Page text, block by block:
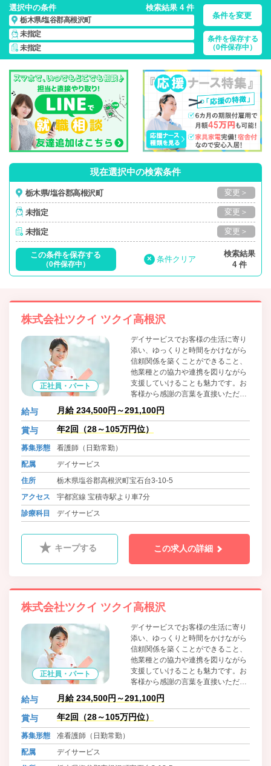
選択中の条件 検索結果 4 件
栃木県/塩谷郡高根沢町
未指定
未指定
条件を変更
条件を保存する
（0件保存中）
栃木県/塩谷郡高根沢町/正社員・パート・応援ナース・派遣の
看護師求人・派遣・転職・募集一覧
現在選択中の検索条件
栃木県/塩谷郡高根沢町 変更＞
未指定 変更＞
未指定 変更＞
この条件を保存する
（0件保存中）
× 条件クリア
検索結果
4 件
株式会社ツクイ ツクイ高根沢
正社員・パート
デイサービスでお客様の生活に寄り
添い、ゆっくりと時間をかけながら
信頼関係を築くことができること、
他業種との協力や連携を図りながら
支援していけることも魅力です。お
客様から感謝の言葉を直接いただけ
ることがやりがいにも繋がります。
日勤の勤務でワークライフバランス
に合わせた働き方ができます。
給与 月給 234,500円～291,100円
賞与 年2回（28～105万円位）
募集形態
看護師（日勤常勤）
配属
デイサービス
住所
栃木県塩谷郡高根沢町宝石台3-10-5
アクセス
宇都宮線 宝積寺駅より車7分
診療科目
デイサービス
キープする この求人の詳細
株式会社ツクイ ツクイ高根沢
正社員・パート
デイサービスでお客様の生活に寄り
添い、ゆっくりと時間をかけながら
信頼関係を築くことができること、
他業種との協力や連携を図りながら
支援していけることも魅力です。お
客様から感謝の言葉を直接いただけ
ることがやりがいにも繋がります。
日勤の勤務でワークライフバランス
に合わせた働き方ができます。
給与 月給 234,500円～291,100円
賞与 年2回（28～105万円位）
募集形態
准看護師（日勤常勤）
配属
デイサービス